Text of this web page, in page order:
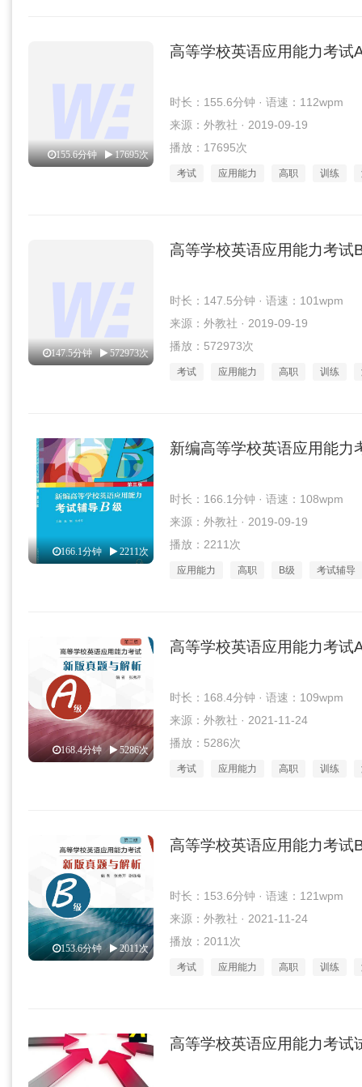
155.6分钟 17695次
高等学校英语应用能力考试
时长：155.6分钟 · 语速：112wpm
来源：外教社 · 2019-09-19
播放：17695次
考试 应用能力 高职 训练
147.5分钟 572973次
高等学校英语应用能力考试
时长：147.5分钟 · 语速：101wpm
来源：外教社 · 2019-09-19
播放：572973次
考试 应用能力 高职 训练
166.1分钟 2211次
新编高等学校英语应用能力
时长：166.1分钟 · 语速：108wpm
来源：外教社 · 2019-09-19
播放：2211次
应用能力 高职 B级 考试辅导
168.4分钟 5286次
高等学校英语应用能力考试
时长：168.4分钟 · 语速：109wpm
来源：外教社 · 2021-11-24
播放：5286次
考试 应用能力 高职 训练
153.6分钟 2011次
高等学校英语应用能力考试
时长：153.6分钟 · 语速：121wpm
来源：外教社 · 2021-11-24
播放：2011次
考试 应用能力 高职 训练
高等学校英语应用能力考试